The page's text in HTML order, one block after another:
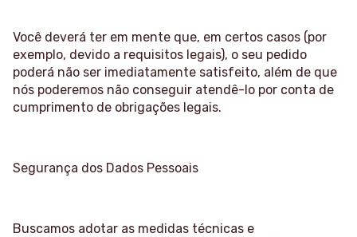
Você deverá ter em mente que, em certos casos (por
exemplo, devido a requisitos legais), o seu pedido
poderá não ser imediatamente satisfeito, além de que
nós poderemos não conseguir atendê-lo por conta de
cumprimento de obrigações legais.
Segurança dos Dados Pessoais
Buscamos adotar as medidas técnicas e